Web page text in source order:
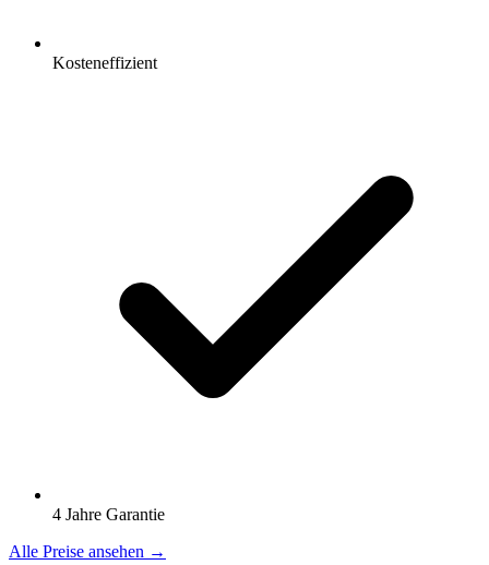
Kosteneffizient
4 Jahre Garantie
Alle Preise ansehen →